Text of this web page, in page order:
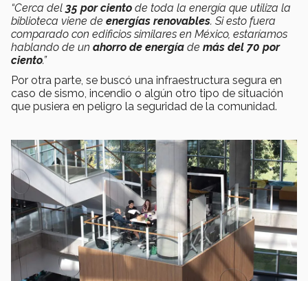
“Cerca del 35 por ciento de toda la energía que utiliza la
biblioteca viene de energías renovables. Si esto fuera
comparado con edificios similares en México, estaríamos
hablando de un ahorro de energía de más del 70 por
ciento.”
Por otra parte, se buscó una infraestructura segura en
caso de sismo, incendio o algún otro tipo de situación
que pusiera en peligro la seguridad de la comunidad.